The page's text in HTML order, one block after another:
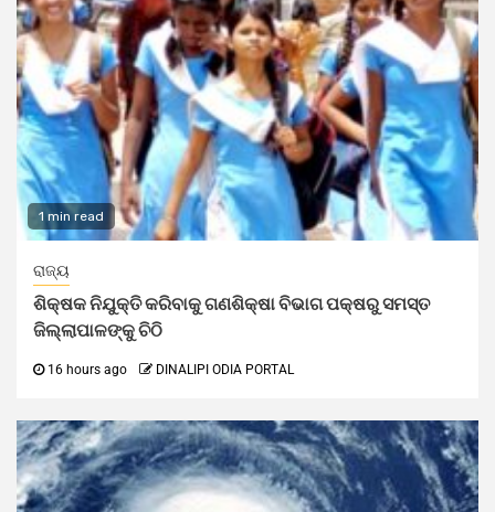
1 min read
ରାଜ୍ୟ
ଶିକ୍ଷକ ନିଯୁକ୍ତି କରିବାକୁ ଗଣଶିକ୍ଷା ବିଭାଗ ପକ୍ଷରୁ ସମସ୍ତ
ଜିଲ୍ଲାପାଳଙ୍କୁ ଚିଠି
16 hours ago DINALIPI ODIA PORTAL